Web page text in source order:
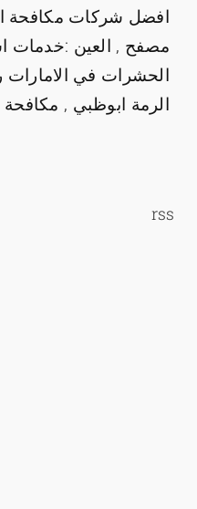
افضل شركات مكافحة
مصفح , العين :خدمات
الحشرات في
الرمة ابوظبي ,
rss